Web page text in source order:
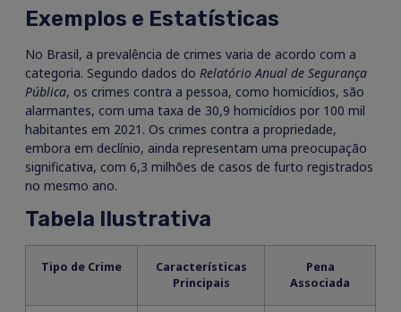
Exemplos e Estatísticas
No Brasil, a prevalência de crimes varia de acordo com a
categoria. Segundo dados do Relatório Anual de Segurança
Pública, os crimes contra a pessoa, como homicídios, são
alarmantes, com uma taxa de 30,9 homicídios por 100 mil
habitantes em 2021. Os crimes contra a propriedade,
embora em declínio, ainda representam uma preocupação
significativa, com 6,3 milhões de casos de furto registrados
no mesmo ano.
Tabela Ilustrativa
Tipo de Crime
Características
Principais
Pena
Associada